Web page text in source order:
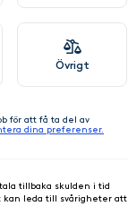
Övrigt
för att få ta del av
dina preferenser.
tillbaka skulden i tid
kan leda till svårigheter att